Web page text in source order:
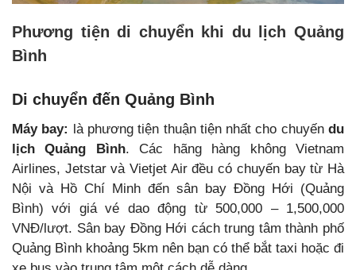
Phương tiện di chuyển khi du lịch Quảng
Bình
Di chuyển đến Quảng Bình
Máy bay: là phương tiện thuận tiện nhất cho chuyếndu
lịch Quảng Bình. Các hãng hàng không Vietnam
Airlines, Jetstar và Vietjet Air đều có chuyến bay từ Hà
Nội và Hồ Chí Minh đến sân bay Đồng Hới (Quảng
Bình) với giá vé dao động từ 500,000 – 1,500,000
VNĐ/lượt. Sân bay Đồng Hới cách trung tâm thành phố
Quảng Bình khoảng 5km nên bạn có thể bắt taxi hoặc đi